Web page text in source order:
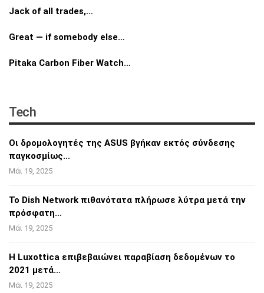
Jack of all trades,…
Great — if somebody else…
Pitaka Carbon Fiber Watch…
Tech
Οι δρομολογητές της ASUS βγήκαν εκτός σύνδεσης
παγκοσμίως…
Μάι 19, 2025
Το Dish Network πιθανότατα πλήρωσε λύτρα μετά την
πρόσφατη…
Μάι 19, 2025
Η Luxottica επιβεβαιώνει παραβίαση δεδομένων το
2021 μετά…
Μάι 19, 2025